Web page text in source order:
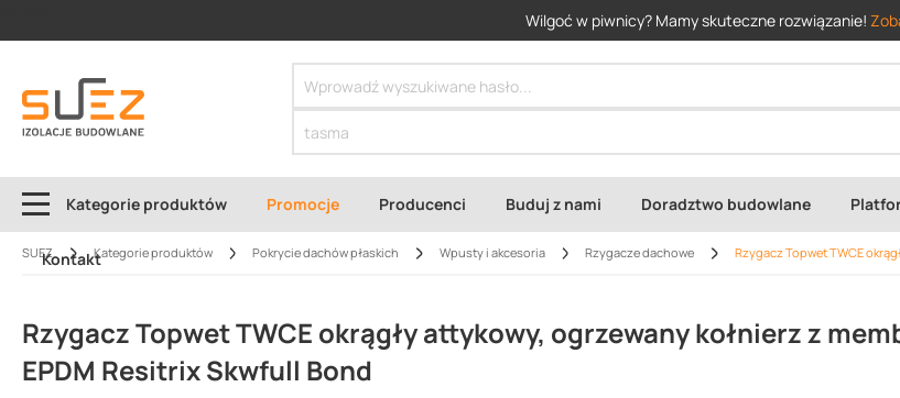
Wilgoć w piwnicy? Mamy skuteczne rozwiązanie!
Kategorie produktów Promocje Producenci Buduj z nami Doradztwo budowlane
Kontakt
SUEZ Kategorie produktów Pokrycie dachów płaskich Wpusty i akcesoria Rzygacze dachowe Rzygacz Topwet TWCE
Rzygacz Topwet TWCE okrągły attykowy, ogrzewany kołnierz z
EPDM Resitrix Skwfull Bond